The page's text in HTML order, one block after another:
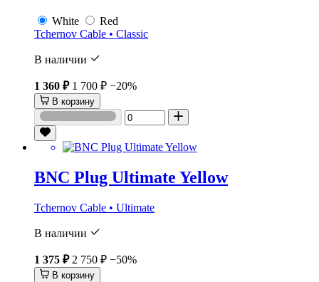
White
Red
Tchernov Cable • Classic
В наличии
1 360 ₽ 1 700 ₽ −20%
В корзину
BNC Plug Ultimate Yellow
Tchernov Cable • Ultimate
В наличии
1 375 ₽ 2 750 ₽ −50%
В корзину